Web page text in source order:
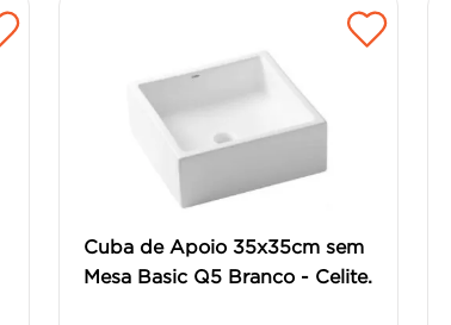
Cuba de Apoio 35x35cm sem
Mesa Basic Q5 Branco - Celite.